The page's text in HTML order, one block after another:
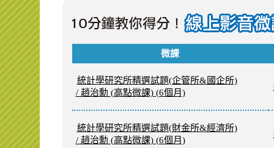
微課
統計學研究所精選試題(企管所&國企所)
/ 趙治勳 (高點微課) (6個月)
統計學研究所精選試題(財金所&經濟所)
/ 趙治勳 (高點微課) (6個月)